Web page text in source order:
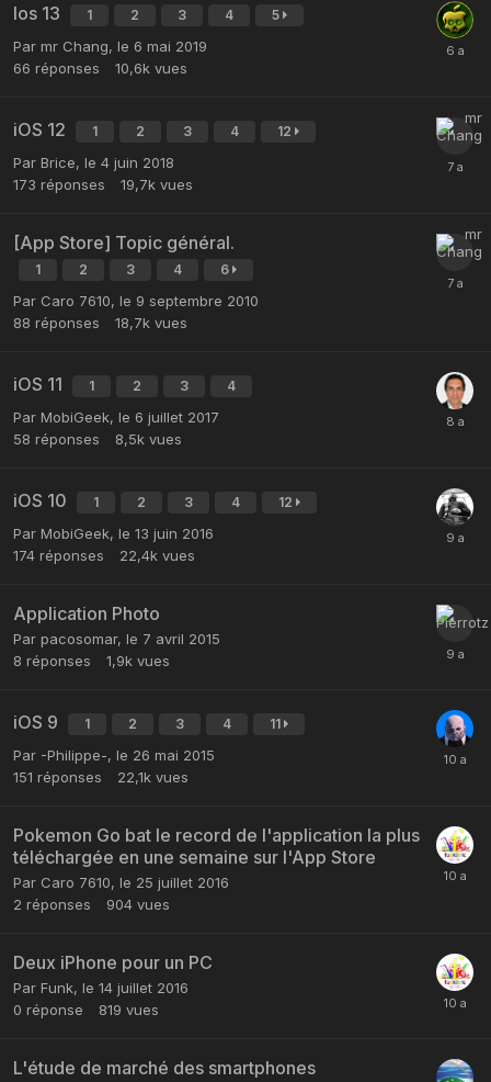
Ios 13 1 2 3 4 5
Par mr Chang, le 6 mai 2019
66 réponses 10,6k vues
iOS 12 1 2 3 4 12
Par Brice, le 4 juin 2018
173 réponses 19,7k vues
[App Store] Topic général.
1 2 3 4 6
Par Caro 7610, le 9 septembre 2010
88 réponses 18,7k vues
iOS 11 1 2 3 4
Par MobiGeek, le 6 juillet 2017
58 réponses 8,5k vues
iOS 10 1 2 3 4 12
Par MobiGeek, le 13 juin 2016
174 réponses 22,4k vues
Application Photo
Par pacosomar, le 7 avril 2015
8 réponses 1,9k vues
iOS 9 1 2 3 4 11
Par -Philippe-, le 26 mai 2015
151 réponses 22,1k vues
Pokemon Go bat le record de l'application la plus
téléchargée en une semaine sur l'App Store
Par Caro 7610, le 25 juillet 2016
2 réponses 904 vues
Deux iPhone pour un PC
Par Funk, le 14 juillet 2016
0 réponse 819 vues
L'étude de marché des smartphones